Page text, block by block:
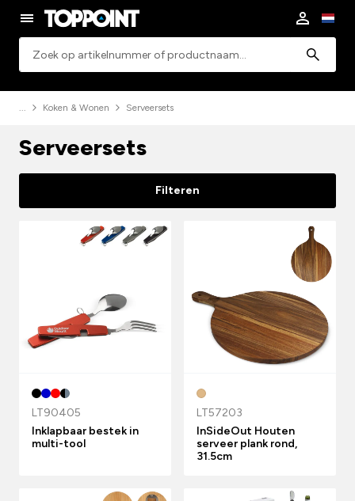
Koken & Wonen Serveersets
Serveersets
Filteren
LT90405
Inklapbaar bestek in
multi-tool
LT57203
InSideOut Houten
serveer plank rond,
31.5cm